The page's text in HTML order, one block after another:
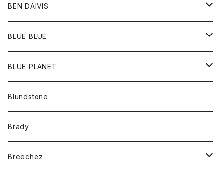
バッグ
ポーチ
トップス
Ｔシャツ
BEN DAIVIS
ポトム
パンツ
BLUE BLUE
アウター
カーディガン
コート
アクセサリー
バッグ
ベルト
キッズ
Tシャツ
グッズ
BLUE PLANET
サングラス
Blundstone
Brady
Breechez